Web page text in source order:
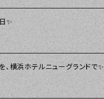
✨
、横浜ホテルニューグランドで✨